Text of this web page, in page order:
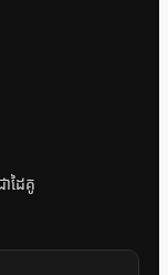
ដៃគូ